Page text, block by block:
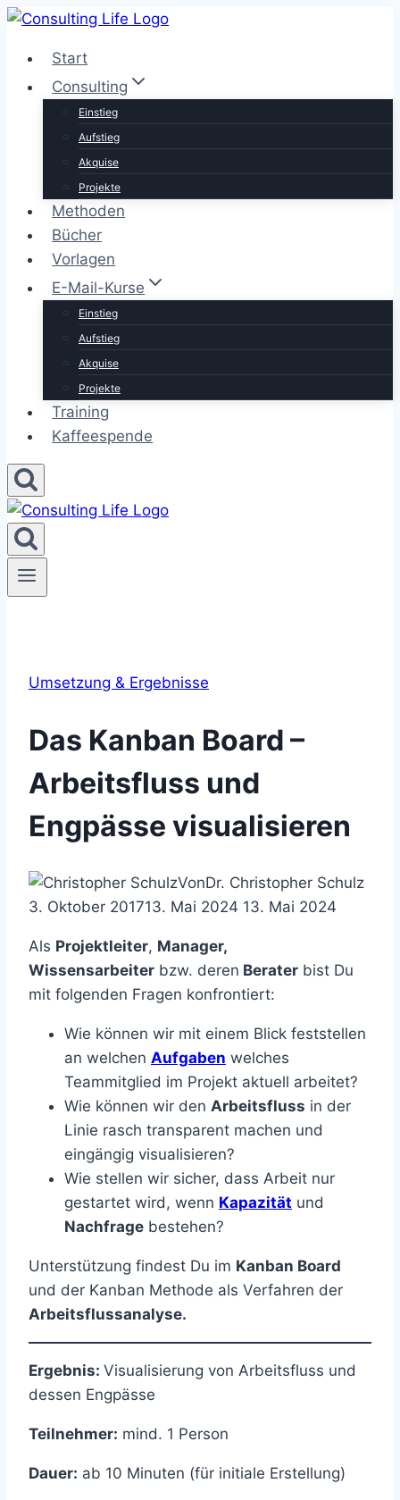
Zum
springenStart
Consulting
Einstieg
Aufstieg
Akquise
Projekte
Methoden
Bücher
Vorlagen
E-Mail-Kurse
Einstieg
Aufstieg
Akquise
Projekte
Training
Kaffeespende
Umsetzung & Ergebnisse
Das Kanban Board –
Arbeitsfluss und
Engpässe visualisieren
VonDr. Christopher Schulz
3. Oktober 201713. Mai 2024 13. Mai 2024
Als Projektleiter, Manager,
Wissensarbeiter bzw. deren Berater bist Du
mit folgenden Fragen konfrontiert:
Wie können wir mit einem Blick feststellen
an welchen Aufgaben welches
Teammitglied im Projekt aktuell arbeitet?
Wie können wir den Arbeitsfluss in der
Linie rasch transparent machen und
eingängig visualisieren?
Wie stellen wir sicher, dass Arbeit nur
gestartet wird, wenn Kapazität und
Nachfrage bestehen?
Unterstützung findest Du im Kanban Board
und der Kanban Methode als Verfahren der
Arbeitsflussanalyse.
Ergebnis: Visualisierung von Arbeitsfluss und
dessen Engpässe
Teilnehmer: mind. 1 Person
Dauer: ab 10 Minuten (für initiale Erstellung)